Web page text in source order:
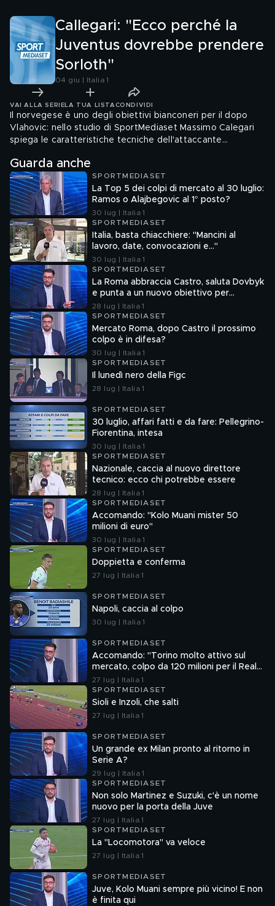
Callegari: "Ecco perché la
Juventus dovrebbe prendere
Sorloth"
04 giu | Italia 1
VAI ALLA SERIE LA TUA LISTA CONDIVIDI
Il norvegese è uno degli obiettivi bianconeri per il dopo
Vlahovic: nello studio di SportMediaset Massimo Calegari
spiega le caratteristiche tecniche dell'attaccante
Guarda anche
SPORTMEDIASET
La Top 5 dei colpi di mercato al 30 luglio:
Ramos o Alajbegovic al 1° posto?
30 lug | Italia 1
SPORTMEDIASET
Italia, basta chiacchiere: "Mancini al
lavoro, date, convocazioni e…"
30 lug | Italia 1
SPORTMEDIASET
La Roma abbraccia Castro, saluta Dovbyk
e punta a un nuovo obiettivo per
l'attacco
28 lug | Italia 1
SPORTMEDIASET
Mercato Roma, dopo Castro il prossimo
colpo è in difesa?
30 lug | Italia 1
SPORTMEDIASET
Il lunedì nero della Figc
28 lug | Italia 1
SPORTMEDIASET
30 luglio, affari fatti e da fare: Pellegrino-
Fiorentina, intesa
30 lug | Italia 1
SPORTMEDIASET
Nazionale, caccia al nuovo direttore
tecnico: ecco chi potrebbe essere
28 lug | Italia 1
SPORTMEDIASET
Accomando: "Kolo Muani mister 50
milioni di euro"
30 lug | Italia 1
SPORTMEDIASET
Doppietta e conferma
27 lug | Italia 1
SPORTMEDIASET
Napoli, caccia al colpo
30 lug | Italia 1
SPORTMEDIASET
Accomando: "Torino molto attivo sul
mercato, colpo da 120 milioni per il Real
Madrid"
27 lug | Italia 1
SPORTMEDIASET
Sioli e Inzoli, che salti
27 lug | Italia 1
SPORTMEDIASET
Un grande ex Milan pronto al ritorno in
Serie A?
29 lug | Italia 1
SPORTMEDIASET
Non solo Martinez e Suzuki, c'è un nome
nuovo per la porta della Juve
27 lug | Italia 1
SPORTMEDIASET
La "Locomotora" va veloce
27 lug | Italia 1
SPORTMEDIASET
Juve, Kolo Muani sempre più vicino! E non
è finita qui